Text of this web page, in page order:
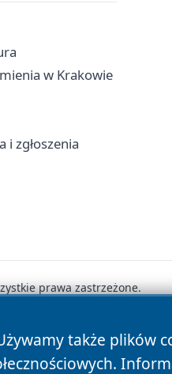
w Krakowie
zgłoszenia
także
prawa zastrzeżone.
Polityka Cookies